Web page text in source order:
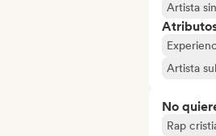
Artista
Artista
No
Rap